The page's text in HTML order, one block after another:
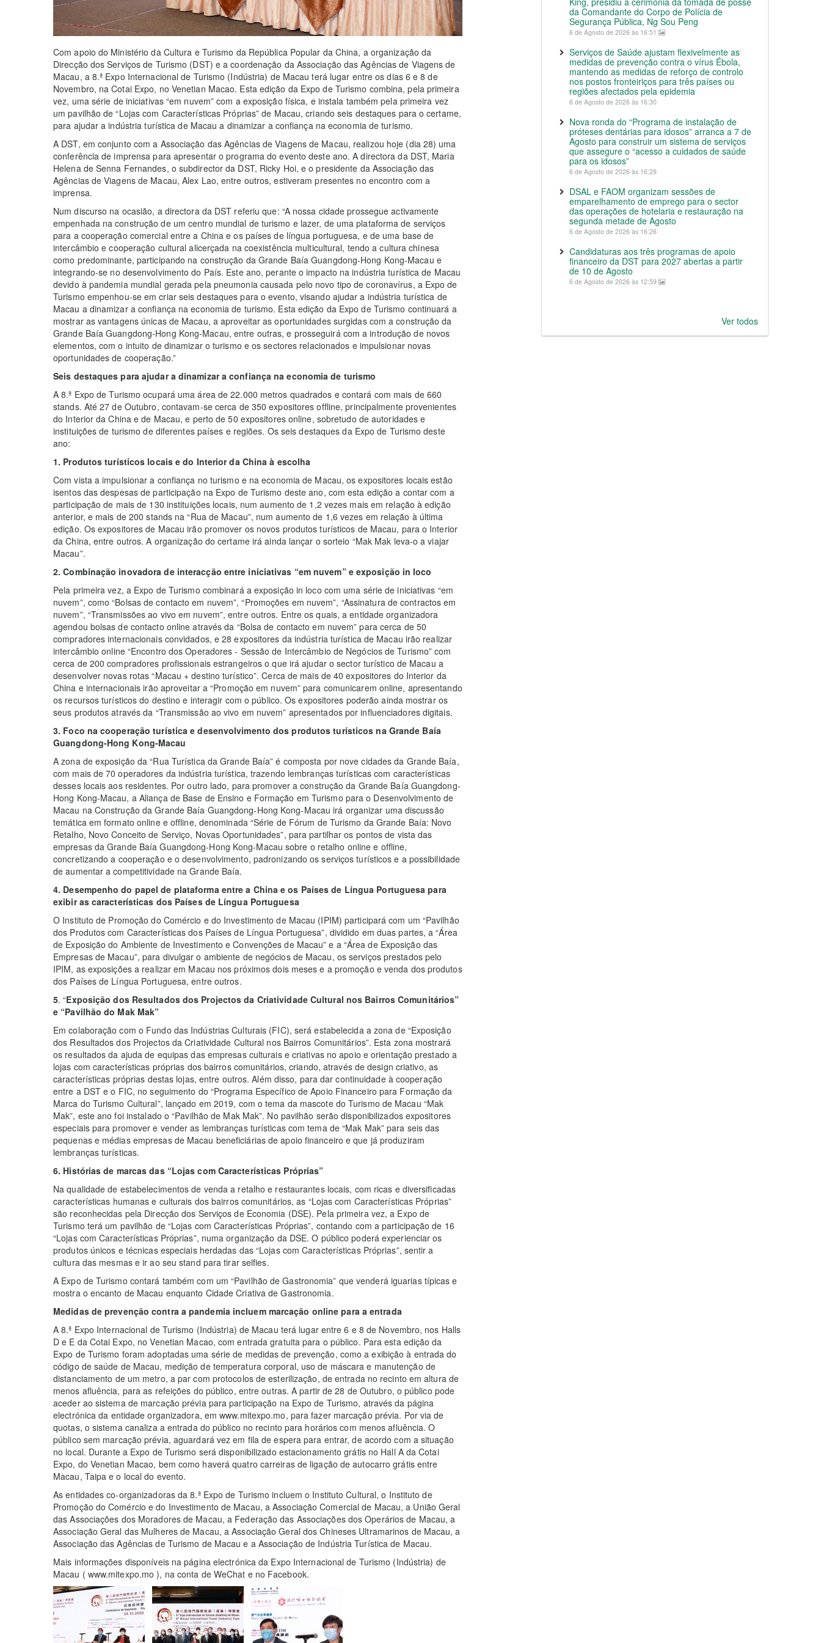
Com apoio do Ministério da Cultura e Turismo da República Popular da China, a organização da
Direcção dos Serviços de Turismo (DST) e a coordenação da Associação das Agências de Viagens de
Macau, a 8.ª Expo Internacional de Turismo (Indústria) de Macau terá lugar entre os dias 6 e 8 de
Novembro, na Cotai Expo, no Venetian Macao. Esta edição da Expo de Turismo combina, pela primeira
vez, uma série de iniciativas “em nuvem” com a exposição física, e instala também pela primeira vez
um pavilhão de “Lojas com Características Próprias” de Macau, criando seis destaques para o certame,
para ajudar a indústria turística de Macau a dinamizar a confiança na economia de turismo.
A DST, em conjunto com a Associação das Agências de Viagens de Macau, realizou hoje (dia 28) uma
conferência de imprensa para apresentar o programa do evento deste ano. A directora da DST, Maria
Helena de Senna Fernandes, o subdirector da DST, Ricky Hoi, e o presidente da Associação das
Agências de Viagens de Macau, Alex Lao, entre outros, estiveram presentes no encontro com a
imprensa.
Num discurso na ocasião, a directora da DST referiu que: “A nossa cidade prossegue activamente
empenhada na construção de um centro mundial de turismo e lazer, de uma plataforma de serviços
para a cooperação comercial entre a China e os países de língua portuguesa, e de uma base de
intercâmbio e cooperação cultural alicerçada na coexistência multicultural, tendo a cultura chinesa
como predominante, participando na construção da Grande Baía Guangdong-Hong Kong-Macau e
integrando-se no desenvolvimento do País. Este ano, perante o impacto na indústria turística de Macau
devido à pandemia mundial gerada pela pneumonia causada pelo novo tipo de coronavírus, a Expo de
Turismo empenhou-se em criar seis destaques para o evento, visando ajudar a indústria turística de
Macau a dinamizar a confiança na economia de turismo. Esta edição da Expo de Turismo continuará a
mostrar as vantagens únicas de Macau, a aproveitar as oportunidades surgidas com a construção da
Grande Baía Guangdong-Hong Kong-Macau, entre outras, e prosseguirá com a introdução de novos
elementos, com o intuito de dinamizar o turismo e os sectores relacionados e impulsionar novas
oportunidades de cooperação.”
Seis destaques para ajudar a dinamizar a confiança na economia de turismo
A 8.ª Expo de Turismo ocupará uma área de 22.000 metros quadrados e contará com mais de 660
stands. Até 27 de Outubro, contavam-se cerca de 350 expositores offline, principalmente provenientes
do Interior da China e de Macau, e perto de 50 expositores online, sobretudo de autoridades e
instituições de turismo de diferentes países e regiões. Os seis destaques da Expo de Turismo deste
ano:
1. Produtos turísticos locais e do Interior da China à escolha
Com vista a impulsionar a confiança no turismo e na economia de Macau, os expositores locais estão
isentos das despesas de participação na Expo de Turismo deste ano, com esta edição a contar com a
participação de mais de 130 instituições locais, num aumento de 1,2 vezes mais em relação à edição
anterior, e mais de 200 stands na “Rua de Macau”, num aumento de 1,6 vezes em relação à última
edição. Os expositores de Macau irão promover os novos produtos turísticos de Macau, para o Interior
da China, entre outros. A organização do certame irá ainda lançar o sorteio “Mak Mak leva-o a viajar
Macau”.
2. Combinação inovadora de interacção entre iniciativas “em nuvem” e exposição in loco
Pela primeira vez, a Expo de Turismo combinará a exposição in loco com uma série de iniciativas “em
nuvem”, como “Bolsas de contacto em nuvem”, “Promoções em nuvem”, “Assinatura de contractos em
nuvem”, “Transmissões ao vivo em nuvem”, entre outros. Entre os quais, a entidade organizadora
agendou bolsas de contacto online através da “Bolsa de contacto em nuvem” para cerca de 50
compradores internacionais convidados, e 28 expositores da indústria turística de Macau irão realizar
intercâmbio online “Encontro dos Operadores - Sessão de Intercâmbio de Negócios de Turismo” com
cerca de 200 compradores profissionais estrangeiros o que irá ajudar o sector turístico de Macau a
desenvolver novas rotas “Macau + destino turístico”. Cerca de mais de 40 expositores do Interior da
China e internacionais irão aproveitar a “Promoção em nuvem” para comunicarem online, apresentando
os recursos turísticos do destino e interagir com o público. Os expositores poderão ainda mostrar os
seus produtos através da “Transmissão ao vivo em nuvem” apresentados por influenciadores digitais.
3. Foco na cooperação turística e desenvolvimento dos produtos turísticos na Grande Baía
Guangdong-Hong Kong-Macau
A zona de exposição da “Rua Turística da Grande Baía” é composta por nove cidades da Grande Baía,
com mais de 70 operadores da indústria turística, trazendo lembranças turísticas com características
desses locais aos residentes. Por outro lado, para promover a construção da Grande Baía Guangdong-
Hong Kong-Macau, a Aliança de Base de Ensino e Formação em Turismo para o Desenvolvimento de
Macau na Construção da Grande Baía Guangdong-Hong Kong-Macau irá organizar uma discussão
temática em formato online e offline, denominada “Série de Fórum de Turismo da Grande Baía: Novo
Retalho, Novo Conceito de Serviço, Novas Oportunidades”, para partilhar os pontos de vista das
empresas da Grande Baía Guangdong-Hong Kong-Macau sobre o retalho online e offline,
concretizando a cooperação e o desenvolvimento, padronizando os serviços turísticos e a possibilidade
de aumentar a competitividade na Grande Baía.
4. Desempenho do papel de plataforma entre a China e os Países de Língua Portuguesa para
exibir as características dos Países de Língua Portuguesa
O Instituto de Promoção do Comércio e do Investimento de Macau (IPIM) participará com um “Pavilhão
dos Produtos com Características dos Países de Língua Portuguesa”, dividido em duas partes, a “Área
de Exposição do Ambiente de Investimento e Convenções de Macau” e a “Área de Exposição das
Empresas de Macau”, para divulgar o ambiente de negócios de Macau, os serviços prestados pelo
IPIM, as exposições a realizar em Macau nos próximos dois meses e a promoção e venda dos produtos
dos Países de Língua Portuguesa, entre outros.
5. “Exposição dos Resultados dos Projectos da Criatividade Cultural nos Bairros Comunitários”
e “Pavilhão do Mak Mak”
Em colaboração com o Fundo das Indústrias Culturais (FIC), será estabelecida a zona de “Exposição
dos Resultados dos Projectos da Criatividade Cultural nos Bairros Comunitários”. Esta zona mostrará
os resultados da ajuda de equipas das empresas culturais e criativas no apoio e orientação prestado a
lojas com características próprias dos bairros comunitários, criando, através de design criativo, as
características próprias destas lojas, entre outros. Além disso, para dar continuidade à cooperação
entre a DST e o FIC, no seguimento do “Programa Específico de Apoio Financeiro para Formação da
Marca do Turismo Cultural”, lançado em 2019, com o tema da mascote do Turismo de Macau “Mak
Mak”, este ano foi instalado o “Pavilhão de Mak Mak”. No pavilhão serão disponibilizados expositores
especiais para promover e vender as lembranças turísticas com tema de “Mak Mak” para seis das
pequenas e médias empresas de Macau beneficiárias de apoio financeiro e que já produziram
lembranças turísticas.
6. Histórias de marcas das “Lojas com Características Próprias”
Na qualidade de estabelecimentos de venda a retalho e restaurantes locais, com ricas e diversificadas
características humanas e culturais dos bairros comunitários, as “Lojas com Características Próprias”
são reconhecidas pela Direcção dos Serviços de Economia (DSE). Pela primeira vez, a Expo de
Turismo terá um pavilhão de “Lojas com Características Próprias”, contando com a participação de 16
“Lojas com Características Próprias”, numa organização da DSE. O público poderá experienciar os
produtos únicos e técnicas especiais herdadas das “Lojas com Características Próprias”, sentir a
cultura das mesmas e ir ao seu stand para tirar selfies.
A Expo de Turismo contará também com um “Pavilhão de Gastronomia” que venderá iguarias típicas e
mostra o encanto de Macau enquanto Cidade Criativa de Gastronomia.
Medidas de prevenção contra a pandemia incluem marcação online para a entrada
A 8.ª Expo Internacional de Turismo (Indústria) de Macau terá lugar entre 6 e 8 de Novembro, nos Halls
D e E da Cotai Expo, no Venetian Macao, com entrada gratuita para o público. Para esta edição da
Expo de Turismo foram adoptadas uma série de medidas de prevenção, como a exibição à entrada do
código de saúde de Macau, medição de temperatura corporal, uso de máscara e manutenção de
distanciamento de um metro, a par com protocolos de esterilização, de entrada no recinto em altura de
menos afluência, para as refeições do público, entre outras. A partir de 28 de Outubro, o público pode
aceder ao sistema de marcação prévia para participação na Expo de Turismo, através da página
electrónica da entidade organizadora, em www.mitexpo.mo, para fazer marcação prévia. Por via de
quotas, o sistema canaliza a entrada do público no recinto para horários com menos afluência. O
público sem marcação prévia, aguardará vez em fila de espera para entrar, de acordo com a situação
no local. Durante a Expo de Turismo será disponibilizado estacionamento grátis no Hall A da Cotai
Expo, do Venetian Macao, bem como haverá quatro carreiras de ligação de autocarro grátis entre
Macau, Taipa e o local do evento.
As entidades co-organizadoras da 8.ª Expo de Turismo incluem o Instituto Cultural, o Instituto de
Promoção do Comércio e do Investimento de Macau, a Associação Comercial de Macau, a União Geral
das Associações dos Moradores de Macau, a Federação das Associações dos Operários de Macau, a
Associação Geral das Mulheres de Macau, a Associação Geral dos Chineses Ultramarinos de Macau, a
Associação das Agências de Turismo de Macau e a Associação de Indústria Turística de Macau.
Mais informações disponíveis na página electrónica da Expo Internacional de Turismo (Indústria) de
Macau ( www.mitexpo.mo ), na conta de WeChat e no Facebook.
da Comandante do Corpo de Polícia de
Segurança Pública, Ng Sou Peng
6 de Agosto de 2026 às 16:51
Serviços de Saúde ajustam flexivelmente as
medidas de prevenção contra o vírus Ébola,
mantendo as medidas de reforço de controlo
nos postos fronteiriços para três países ou
regiões afectados pela epidemia
6 de Agosto de 2026 às 16:30
Nova ronda do “Programa de instalação de
próteses dentárias para idosos” arranca a 7 de
Agosto para construir um sistema de serviços
que assegure o “acesso a cuidados de saúde
para os idosos”
6 de Agosto de 2026 às 16:29
DSAL e FAOM organizam sessões de
emparelhamento de emprego para o sector
das operações de hotelaria e restauração na
segunda metade de Agosto
6 de Agosto de 2026 às 16:26
Candidaturas aos três programas de apoio
financeiro da DST para 2027 abertas a partir
de 10 de Agosto
6 de Agosto de 2026 às 12:59
Ver todos